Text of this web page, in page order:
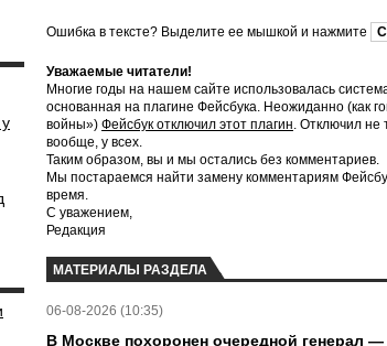
Ошибка в тексте? Выделите ее мышкой и нажмите
Уважаемые читатели!
Многие годы на нашем сайте использовалась
основанная на плагине Фейсбука. Неожиданно (как
войны») Фейсбук отключил этот плагин. Отключил не
вообще, у всех.
Таким образом, вы и мы остались без комментариев.
Мы постараемся найти замену комментариям
время.
С уважением,
Редакция
МАТЕРИАЛЫ РАЗДЕЛА
06-08-2026 (10:35)
В Москве похоронен очередной генерал —